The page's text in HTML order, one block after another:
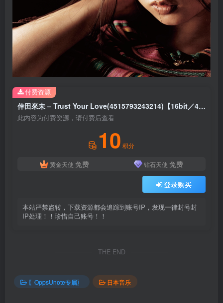
倖田來未 – Trust Your Love(4515793243214)【16bit／44.1kHz】日本区
此内容为付费资源，请付费后查看
10 积分
黄金天使 免费 钻石天使 免费
登录购买
本站严禁盗转，下载资源都会追踪到账号IP，发现一律封号封
IP处理！！珍惜自己账号！！
付费资源
THE END
〖OppsUnote专属〗 日本音乐